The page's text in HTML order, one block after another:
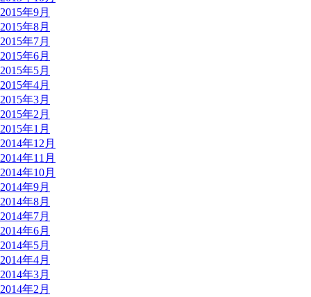
2015年9月
2015年8月
2015年7月
2015年6月
2015年5月
2015年4月
2015年3月
2015年2月
2015年1月
2014年12月
2014年11月
2014年10月
2014年9月
2014年8月
2014年7月
2014年6月
2014年5月
2014年4月
2014年3月
2014年2月